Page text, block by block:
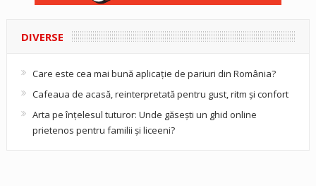
DIVERSE
Care este cea mai bună aplicație de pariuri din România?
Cafeaua de acasă, reinterpretată pentru gust, ritm și confort
Arta pe înțelesul tuturor: Unde găsești un ghid online
prietenos pentru familii și liceeni?